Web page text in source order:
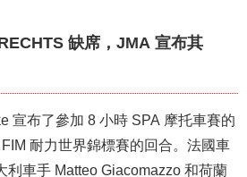
缺席，JMA 宣布其
宣布了參加 8 小時 SPA 摩托車賽的
耐力世界錦標賽的回合。法國車
利車手 Matteo Giacomazzo 和荷蘭